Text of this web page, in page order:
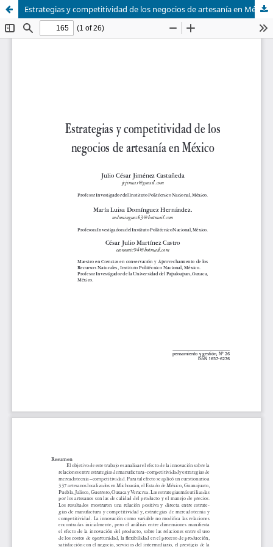
Estrategias y competitividad de los negocios de artesanía en México / Strategies and competitiveness of Mexican crafts businesses